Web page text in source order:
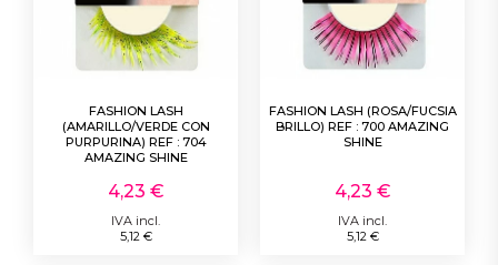
FASHION LASH
(AMARILLO/VERDE CON
PURPURINA) REF : 704
AMAZING SHINE
4,23 €
IVA incl.
5,12 €
FASHION LASH (ROSA/FUCSIA
BRILLO) REF : 700 AMAZING
SHINE
4,23 €
IVA incl.
5,12 €